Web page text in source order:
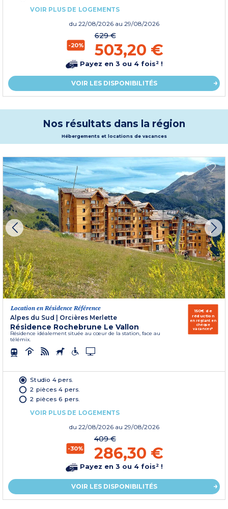
VOIR PLUS DE LOGEMENTS
du 22/08/2026 au 29/08/2026
-20%
629 €
503,20 €
Payez en 3 ou 4 fois² !
VOIR LES DISPONIBILITÉS
Nos résultats dans la région
Hébergements et locations de vacances
Location en Résidence Référence
Alpes du Sud | Orcières Merlette
Résidence Rochebrune Le Vallon
Résidence idéalement située au cœur de la station, face au
télémix.
150€ de
réduction
en réglant en
chèque
vacances*
Studio 4 pers.
2 pièces 4 pers.
2 pièces 6 pers.
VOIR PLUS DE LOGEMENTS
du 22/08/2026 au 29/08/2026
-30%
409 €
286,30 €
Payez en 3 ou 4 fois² !
VOIR LES DISPONIBILITÉS